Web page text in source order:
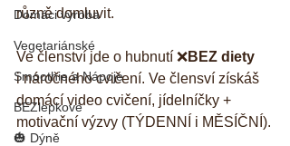
Domáci výroba
Vegetariánské
Smoothie a Nápoje
BEZlepkové
🎃 Dýně
různě domluvit.
Ve členství jde o hubnutí ❌BEZ diety
i náročného cvičení. Ve člensví získáš
domácí video cvičení, jídelníčky +
motivační výzvy (TÝDENNÍ i MĚSÍČNÍ).